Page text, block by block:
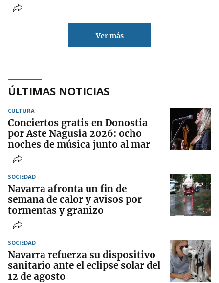
Ver más
ÚLTIMAS NOTICIAS
CULTURA
Conciertos gratis en Donostia
por Aste Nagusia 2026: ocho
noches de música junto al mar
SOCIEDAD
Navarra afronta un fin de
semana de calor y avisos por
tormentas y granizo
SOCIEDAD
Navarra refuerza su dispositivo
sanitario ante el eclipse solar del
12 de agosto